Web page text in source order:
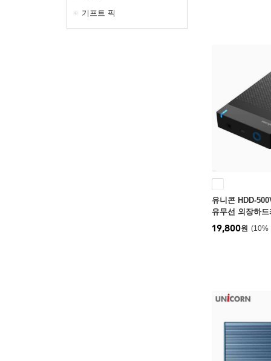
기프트 픽
유니콘 HDD-
유무선 외장하
터치 슬라이드
10%
19,800원